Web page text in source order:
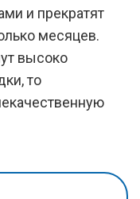
и прекратят
месяцев.
высоко
то